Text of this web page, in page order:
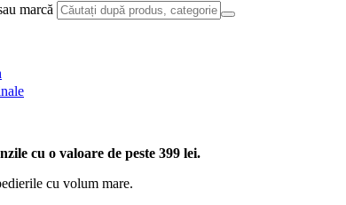
marcă
cu o valoare de peste 399 lei.
cu volum mare.